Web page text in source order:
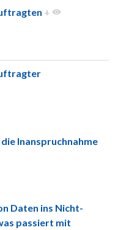
+
Inanspruchnahme
Daten ins Nicht-
passiert mit